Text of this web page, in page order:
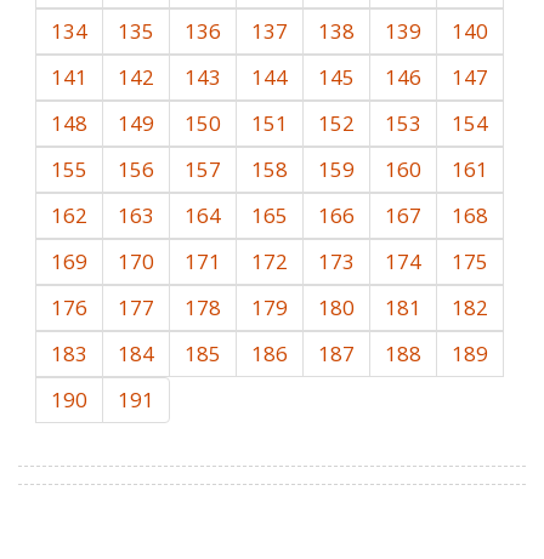
134
135 136 137 138 139
140
141
142 143 144 145 146
147
148
149 150 151 152 153
154
155
156 157 158 159 160
161
162
163 164 165 166 167
168
169
170 171 172 173 174
175
176
177 178 179 180 181
182
183
184 185 186 187 188
189
190
191